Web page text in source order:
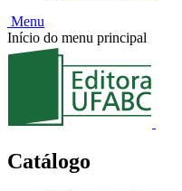
Menu
Início do menu principal
Catálogo